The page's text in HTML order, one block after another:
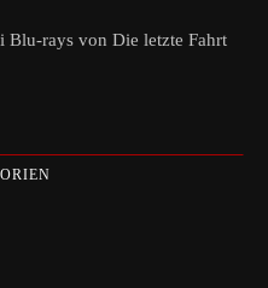
Blu-rays von Die letzte Fahrt